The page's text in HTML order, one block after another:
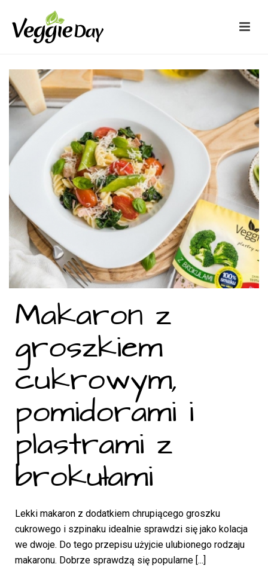
Makaron z
groszkiem
cukrowym,
pomidorami i
plastrami z
brokułami
Lekki makaron z dodatkiem chrupiącego groszku
cukrowego i szpinaku idealnie sprawdzi się jako kolacja
we dwoje. Do tego przepisu użyjcie ulubionego rodzaju
makaronu. Dobrze sprawdzą się popularne [...]